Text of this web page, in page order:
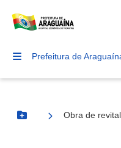
Prefeitura de
Botão Menu
Obra de